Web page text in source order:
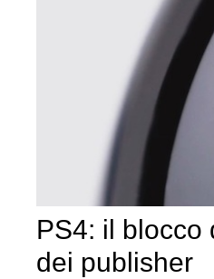
PS4: il blocco
dei publisher